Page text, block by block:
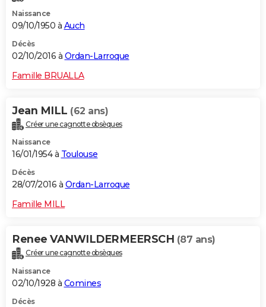
Naissance
09/10/1950 à Auch
Décès
02/10/2016 à Ordan-Larroque
Famille BRUALLA
Jean MILL (62 ans)
Créer une cagnotte obsèques
Naissance
16/01/1954 à Toulouse
Décès
28/07/2016 à Ordan-Larroque
Famille MILL
Renee VANWILDERMEERSCH (87 ans)
Créer une cagnotte obsèques
Naissance
02/10/1928 à Comines
Décès